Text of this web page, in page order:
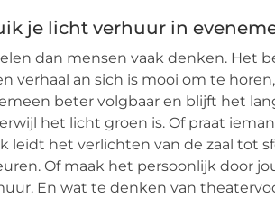
je licht verhuur in
dan mensen vaak denken. Het
verhaal an sich is mooi om te
beter volgbaar en blijft het
het licht groen is. Of praat
leidt het verlichten van de zaal tot
Of maak het persoonlijk door
En wat te denken van